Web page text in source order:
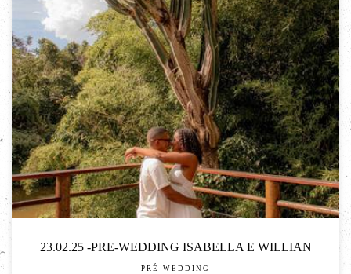
23.02.25 -PRE-WEDDING ISABELLA E WILLIAN
PRÉ-WEDDING